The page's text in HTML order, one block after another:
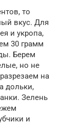
то
вкус. Для
и укропа,
30 грамм
Берем
но не
на
дольки,
Зелень
и